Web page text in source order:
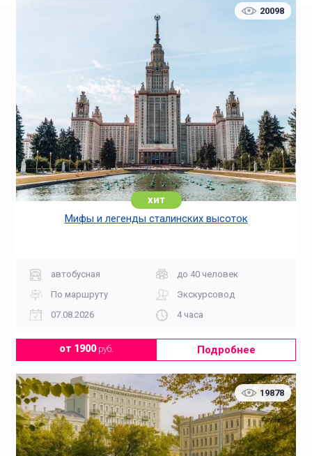
20098
хит
Мифы и легенды сталинских высоток
автобусная
до 40 человек
По маршруту
Экскурсовод
07.08.2026
4 часа
от 1900руб. Подробнее
19878